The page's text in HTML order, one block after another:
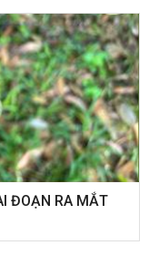
ĐOẠN RA MẮT